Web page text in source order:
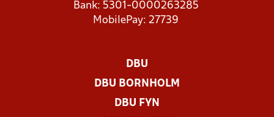
Bank: 5301-0000263285
MobilePay: 27739
DBU
DBU BORNHOLM
DBU FYN